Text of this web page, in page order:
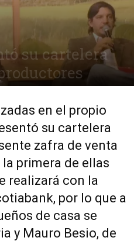
su cartelera
en el propio
su cartelera
zafra de venta
primera de ellas
realizará con la
por lo que a
de casa se
y Mauro Besio, de